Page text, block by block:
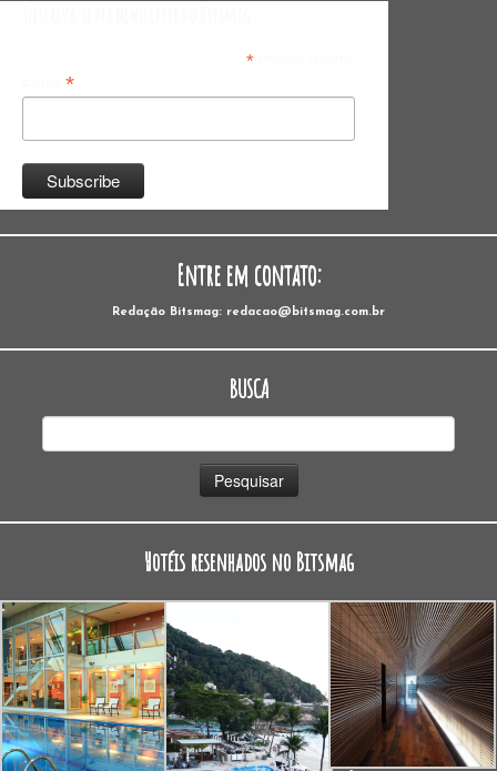
*indicates required
*
Entre em contato:
Redação Bitsmag: redacao@bitsmag.com.br
BUSCA
Hotéis resenhados no Bitsmag